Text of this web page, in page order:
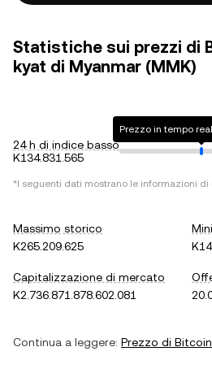
Statistiche sui prezzi di
kyat di Myanmar (MMK)
24 h di indice basso
K134.831.565
Prezzo in tempo
*I seguenti dati mostrano le informazioni di
Massimo storico
K265.209.625
Capitalizzazione di mercato
K2.736.871.878.602.081
Continua a leggere: Prezzo di Bitcoin